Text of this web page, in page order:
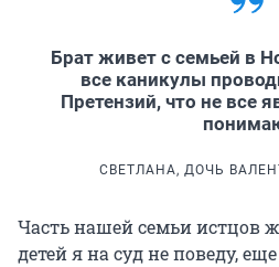
Брат живет с семьей в
все каникулы
Претензий, что не все
СВЕТЛАНА, ДОЧЬ
Часть нашей семьи истцов
детей я на суд не поведу,